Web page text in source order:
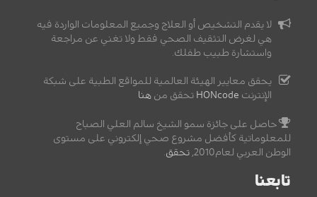
لا يقدم التشخيص أو العلاج وجميع المعلومات الواردة فيه
هي لغرض التثقيف الصحي فقط ولا تغني عن مراجعة
واستشارة طبيب طفلك.
يحقق معايير الهيئة العالمية للمواقع الطبية على شبكة
الإنترنت HONcode تحقق من هنا
حاصل على جائزة سمو الشيخ سالم العلي الصباح
للمعلوماتية كأفضل مشروع صحي إلكتروني على مستوى
الوطن العربي لعام2010,
تحقق
تابعنا